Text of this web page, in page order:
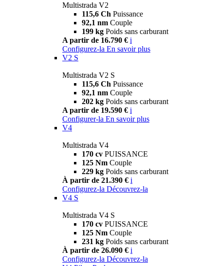
Multistrada V2
115,6 Ch Puissance
92,1 nm Couple
199 kg Poids sans carburant
A partir de 16.790 € i
Configurez-la En savoir plus
V2 S
Multistrada V2 S
115,6 Ch Puissance
92,1 nm Couple
202 kg Poids sans carburant
A partir de 19.590 € i
Configurer-la En savoir plus
V4
Multistrada V4
170 cv PUISSANCE
125 Nm Couple
229 kg Poids sans carburant
À partir de 21.390 € i
Configurez-la Découvrez-la
V4 S
Multistrada V4 S
170 cv PUISSANCE
125 Nm Couple
231 kg Poids sans carburant
À partir de 26.090 € i
Configurez-la Découvrez-la